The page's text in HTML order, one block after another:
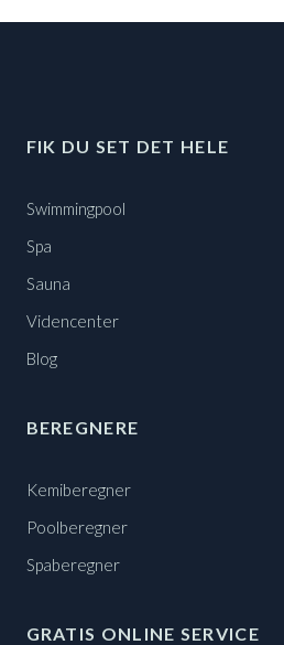
FIK DU SET DET HELE
Swimmingpool
Spa
Sauna
Videncenter
Blog
BEREGNERE
Kemiberegner
Poolberegner
Spaberegner
GRATIS ONLINE SERVICE